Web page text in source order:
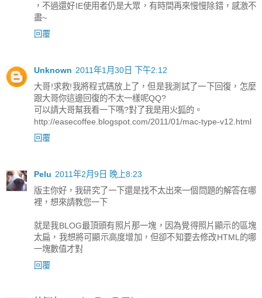
，不過還好IE使用者仍是大眾，有時間再來慢慢除錯，感激不
盡~
回覆
Unknown 2011年1月30日 下午2:12
大哥!求救!我將程式碼放上了，但是我測試了一下回復，怎麼
跟大哥你這邊回復的不太一樣呢QQ?
可以請大哥幫我看一下嗎?對了我是用火狐的。
http://easecoffee.blogspot.com/2011/01/mac-type-v12.html
回覆
Pelu 2011年2月9日 晚上8:23
版主你好，我研究了一下還是找不太出來一個問題的解答在哪
裡，想來請教您一下
就是我BLOG最頂頭有照片那一塊，因為覺得照片顯示的區塊
太扁，我想將可顯示高度增加，但卻不知要去修改HTML的哪
一塊數值才對
回覆